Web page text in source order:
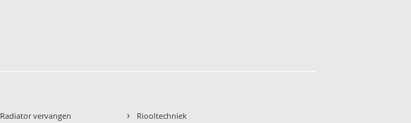
Radiator vervangen › Riooltechniek